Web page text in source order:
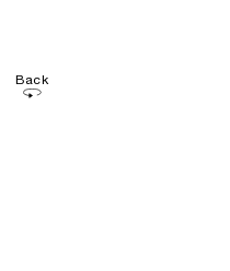
Back